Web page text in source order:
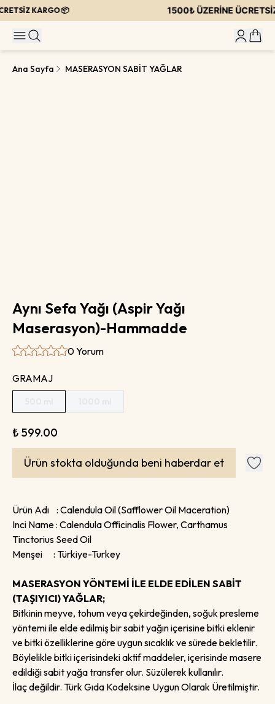
KARGO 📦 1500₺ ÜZERİNE
Ana Sayfa MASERASYON SABİT YAĞLAR
Aynı Sefa Yağı (Aspir Yağı
Maserasyon)-Hammadde
0 Yorum
GRAMAJ
₺ 599.00
Ürün stokta olduğunda beni haberdar et
Ürün Adı : Calendula Oil (Safflower Oil Maceration)
Inci Name : Calendula Officinalis Flower, Carthamus
Tinctorius Seed Oil
Menşei : Türkiye-Turkey
MASERASYON YÖNTEMİ İLE ELDE EDİLEN SABİT
(TAŞIYICI) YAĞLAR;
Bitkinin meyve, tohum veya çekirdeğinden, soğuk presleme
yöntemi ile elde edilmiş bir sabit yağın içerisine bitki eklenir
ve bitki özelliklerine göre uygun sıcaklık ve sürede bekletilir.
Böylelikle bitki içerisindeki aktif maddeler, içerisinde masere
edildiği sabit yağa transfer olur. Süzülerek kullanılır.
İlaç değildir. Türk Gıda Kodeksine Uygun Olarak Üretilmiştir.